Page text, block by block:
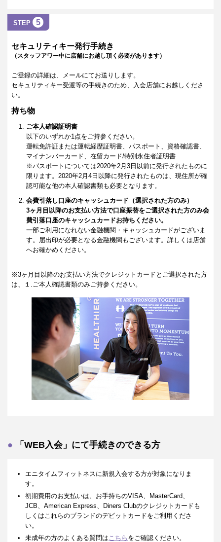
STEP 5
セキュリティキー発行手続き
（スタッフアワー中に店舗にお越し頂く必要があります）
ご登録の詳細は、メールにてお送りします。
セキュリティキー受渡等の手続きのため、入会店舗にお越しくださ
い。
持ち物
ご本人確認証明書
以下のいずれか1点をご持参ください。
運転免許証または運転経歴証明書、パスポート、資格確認書、
マイナンバーカード、在留カード/特別永住者証明書
※パスポートについては2020年2月3日以前に発行されたものに
限ります。2020年2月4日以降に発行されたものは、現住所が確
認可能な他の本人確認書類も必要となります。
会費引落し口座のキャッシュカード（選択された方のみ）
3ヶ月目以降のお支払い方法で口座振替をご選択された方のみ会
費引落口座のキャッシュカードお持ちください。
一部ご利用になれない金融機関・キャッシュカードがございま
す。届出印が必要となる金融機関もございます。詳しくは店舗
へお確かめください。
※3ヶ月目以降のお支払い方法でクレジットカードとご選択された方
は、１.ご本人確認書類のみご持参ください。
「WEB入会」にて手続きのできる方
エニタイムフィットネスに新規入会する方が対象になりま
す。
初期費用のお支払いは、お手持ちのVISA、MasterCard、
JCB、American Express、Diners Clubのクレジットカードも
しくはこれらのブランドのデビットカードをご利用くださ
い。
未成年の方のよくある質問はこちら をご確認ください。